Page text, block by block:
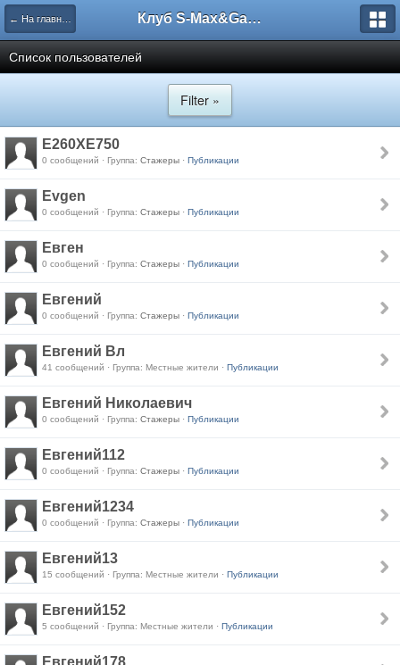
← На главную Клуб S-Max&Galaxy
Список пользователей
Filter »
Е260ХЕ750
0 сообщений · Группа: Стажеры · Публикации
Еvgen
0 сообщений · Группа: Стажеры · Публикации
Евген
0 сообщений · Группа: Стажеры · Публикации
Евгений
0 сообщений · Группа: Стажеры · Публикации
Евгений Вл
41 сообщений · Группа: Местные жители · Публикации
Евгений Николаевич
0 сообщений · Группа: Стажеры · Публикации
Евгений112
0 сообщений · Группа: Стажеры · Публикации
Евгений1234
0 сообщений · Группа: Стажеры · Публикации
Евгений13
15 сообщений · Группа: Местные жители · Публикации
Евгений152
5 сообщений · Группа: Местные жители · Публикации
Евгений178